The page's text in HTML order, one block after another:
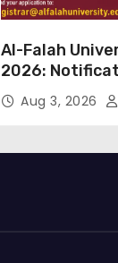
Al-Falah
2026:
Nursing,
Supporting
Aug 3, 2026